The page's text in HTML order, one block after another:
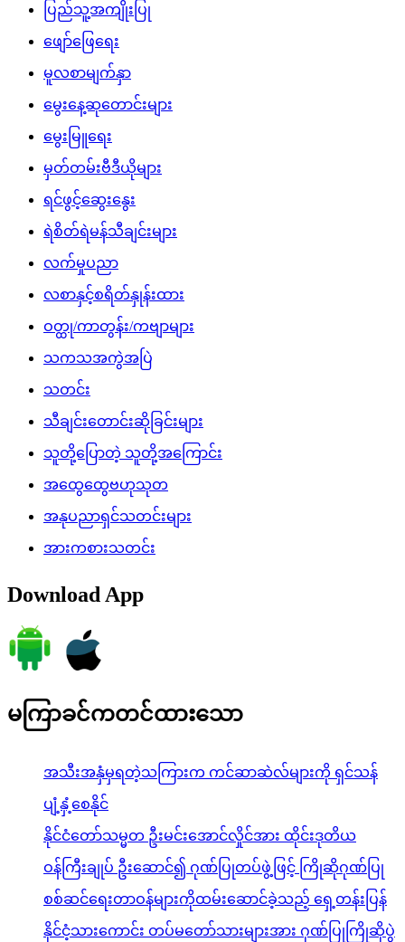
ပြည်သူ့အကျိုးပြု
ဖျော်ဖြေရေး
မူလစာမျက်နှာ
မွေးနေ့ဆုတောင်းများ
မွေးမြူရေး
မှတ်တမ်းဗီဒီယိုများ
ရင်ဖွင့်ဆွေးနွေး
ရဲစိတ်ရဲမန်သီချင်းများ
လက်မှုပညာ
လစာနှင့်စရိတ်နှုန်းထား
ဝတ္ထု/ကာတွန်း/ကဗျာများ
သကသအကွဲအပြဲ
သတင်း
သီချင်းတောင်းဆိုခြင်းများ
သူတို့ပြောတဲ့ သူတို့အကြောင်း
အထွေထွေဗဟုသုတ
အနုပညာရှင်သတင်းများ
အားကစားသတင်း
Download App
မကြာခင်ကတင်ထားသော
အသီးအနှံမှရတဲ့သကြားက ကင်ဆာဆဲလ်များကို ရှင်သန်
ပျံ့နှံ့စေနိုင်
နိုင်ငံတော်သမ္မတ ဦးမင်းအောင်လှိုင်အား ထိုင်းဒုတိယ
ဝန်ကြီးချုပ် ဦးဆောင်၍ ဂုဏ်ပြုတပ်ဖွဲ့ဖြင့် ကြိုဆိုဂုဏ်ပြု
စစ်ဆင်ရေးတာဝန်များကိုထမ်းဆောင်ခဲ့သည့် ရှေ့တန်းပြန်
နိုင်ငံ့သားကောင်း တပ်မတော်သားများအား ဂုဏ်ပြုကြိုဆိုပွဲ